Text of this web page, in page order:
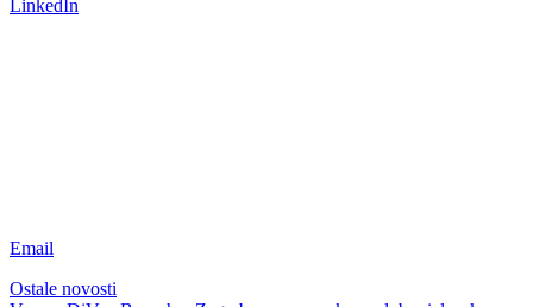
LinkedIn
Email
Ostale novosti